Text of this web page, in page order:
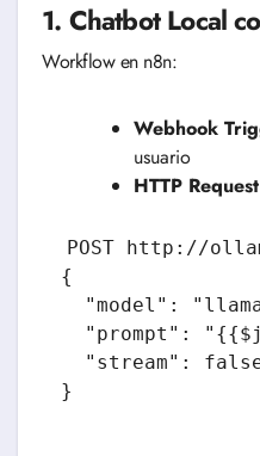
1. Chatbot Local
Workflow en n8n:
Webhook
usuario
HTTP
POST http://
{
"model":
"prompt":
"stream":